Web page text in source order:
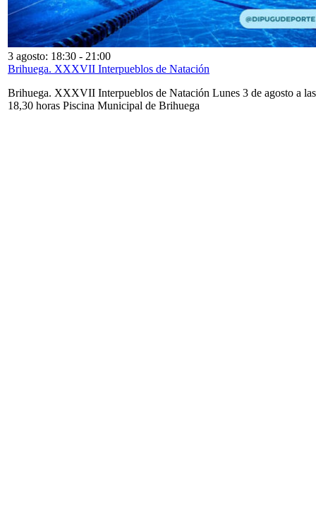
3 agosto: 18:30 - 21:00
Brihuega. XXXVII Interpueblos de Natación
Brihuega. XXXVII Interpueblos de Natación Lunes 3 de agosto a las
18,30 horas Piscina Municipal de Brihuega